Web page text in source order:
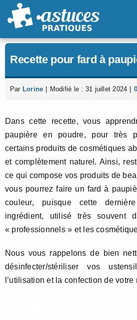
Passer
au
Recette pour fard à
Par Lorine Modifié le : 31 juillet 2024
Dans cette recette, vous
paupière en poudre, pour très
certains produits de cosmétiques
et complètement naturel. Ainsi,
ce qui compose vos produits de
vous pourrez faire un fard à
couleur, puisque cette
ingrédient, utilisé très souvent
« professionnels » et les
Nous vous rappelons de bien
désinfecter/stériliser vos
l’utilisation et la confection de votre